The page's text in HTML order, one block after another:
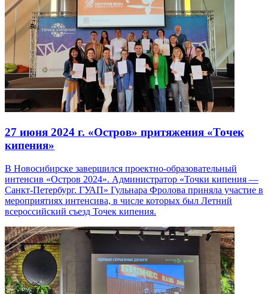
27 июня 2024 г. «Остров» притяжения «Точек
кипения»
В Новосибирске завершился проектно-образовательный
интенсив «Остров 2024». Администратор «Точки кипения —
Санкт-Петербург. ГУАП» Гульнара Фролова приняла участие в
мероприятиях интенсива, в числе которых был Летний
всероссийский съезд Точек кипения.